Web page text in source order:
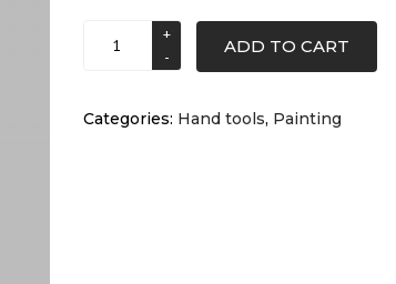
quantity
ADD TO CART
Categories: Hand tools, Painting